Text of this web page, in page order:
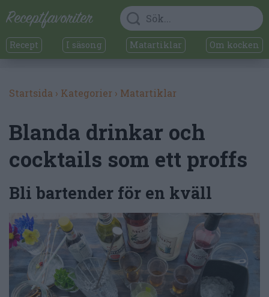
Recept I säsong Matartiklar Om kocken
Startsida › Kategorier › Matartiklar
Blanda drinkar och
cocktails som ett proffs
Bli bartender för en kväll